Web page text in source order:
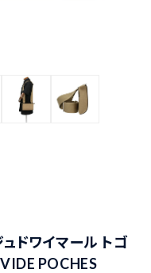
ドワイマール トゴ
POCHES